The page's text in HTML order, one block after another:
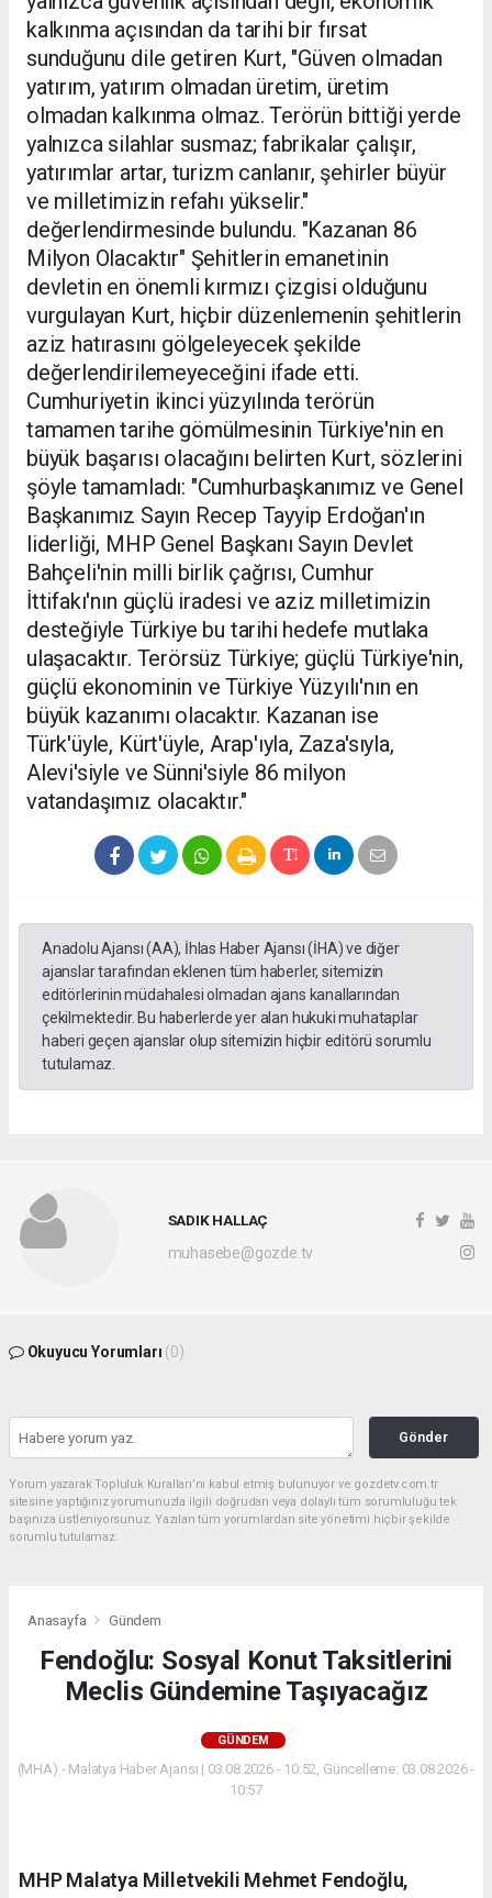
kalkınma açısından da tarihi bir fırsat
sunduğunu dile getiren Kurt, "Güven olmadan
yatırım, yatırım olmadan üretim, üretim
olmadan kalkınma olmaz. Terörün bittiği yerde
yalnızca silahlar susmaz; fabrikalar çalışır,
yatırımlar artar, turizm canlanır, şehirler büyür
ve milletimizin refahı yükselir."
değerlendirmesinde bulundu. "Kazanan 86
Milyon Olacaktır" Şehitlerin emanetinin
devletin en önemli kırmızı çizgisi olduğunu
vurgulayan Kurt, hiçbir düzenlemenin şehitlerin
aziz hatırasını gölgeleyecek şekilde
değerlendirilemeyeceğini ifade etti.
Cumhuriyetin ikinci yüzyılında terörün
tamamen tarihe gömülmesinin Türkiye'nin en
büyük başarısı olacağını belirten Kurt, sözlerini
şöyle tamamladı: "Cumhurbaşkanımız ve Genel
Başkanımız Sayın Recep Tayyip Erdoğan'ın
liderliği, MHP Genel Başkanı Sayın Devlet
Bahçeli'nin milli birlik çağrısı, Cumhur
İttifakı'nın güçlü iradesi ve aziz milletimizin
desteğiyle Türkiye bu tarihi hedefe mutlaka
ulaşacaktır. Terörsüz Türkiye; güçlü Türkiye'nin,
güçlü ekonominin ve Türkiye Yüzyılı'nın en
büyük kazanımı olacaktır. Kazanan ise
Türk'üyle, Kürt'üyle, Arap'ıyla, Zaza'sıyla,
Alevi'siyle ve Sünni'siyle 86 milyon
vatandaşımız olacaktır."
Anadolu Ajansı (AA), İhlas Haber Ajansı (İHA) ve diğer
ajanslar tarafından eklenen tüm haberler, sitemizin
editörlerinin müdahalesi olmadan ajans kanallarından
çekilmektedir. Bu haberlerde yer alan hukuki muhataplar
haberi geçen ajanslar olup sitemizin hiçbir editörü sorumlu
tutulamaz.
SADIK HALLAÇ
muhasebe@gozde.tv
Okuyucu Yorumları (0)
Gönder
Yorum yazarak Topluluk Kuralları’nı kabul etmiş bulunuyor ve gozdetv.com.tr
sitesine yaptığınız yorumunuzla ilgili doğrudan veya dolaylı tüm sorumluluğu tek
başınıza üstleniyorsunuz. Yazılan tüm yorumlardan site yönetimi hiçbir şekilde
sorumlu tutulamaz.
Anasayfa Gündem
Fendoğlu: Sosyal Konut Taksitlerini
Meclis Gündemine Taşıyacağız
GÜNDEM
(MHA) - Malatya Haber Ajansı | 03.08.2026 - 10:52, Güncelleme: 03.08.2026 -
10:57
MHP Malatya Milletvekili Mehmet Fendoğlu,